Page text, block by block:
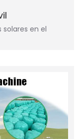
solares en el